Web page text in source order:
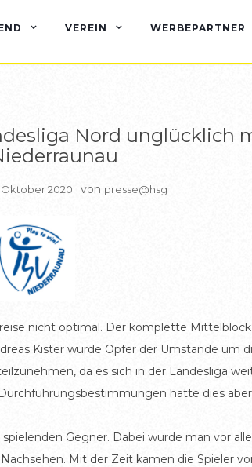
VEREIN WERBEPARTNER
Nord unglücklich
Oktober 2020 von presse@hsg
nicht optimal. Der komplette
Kister wurde Opfer der Umstände um
da es sich in der Landesliga
hätte dies
Gegner. Dabei wurde man vor
Mit der Zeit kamen die Spieler